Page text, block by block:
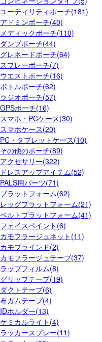
ユーティリティポーチ(181)
アドミンポーチ(40)
メディックポーチ(110)
ダンプポーチ(44)
グレネードポーチ(64)
スプレーポーチ(7)
ウエストポーチ(16)
ボトルポーチ(62)
ラジオポーチ(57)
GPSポーチ(16)
スマホ・PCケース(30)
スマホケース(20)
PC・タブレットケース(10)
その他のポーチ(89)
アクセサリー(322)
ドレスアップアイテム(52)
PALS用パーツ(71)
プラットフォーム(62)
レッグプラットフォーム(21)
ベルトプラットフォーム(41)
フェイスペイント(6)
カモフラージュネット(11)
カモブラインド(2)
カモフラージュテープ(37)
ラップフィルム(8)
グリップテープ(19)
ダクトテープ(6)
布ガムテープ(4)
IDホルダー(13)
ケミカルライト(4)
ラッカースプレー(11)